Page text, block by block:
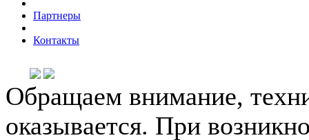
Партнеры
Контакты
Обращаем внимание,
оказывается. При